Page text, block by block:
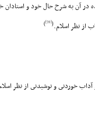
(
[59]
)